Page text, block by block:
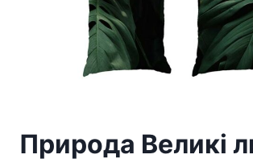
Природа Великі